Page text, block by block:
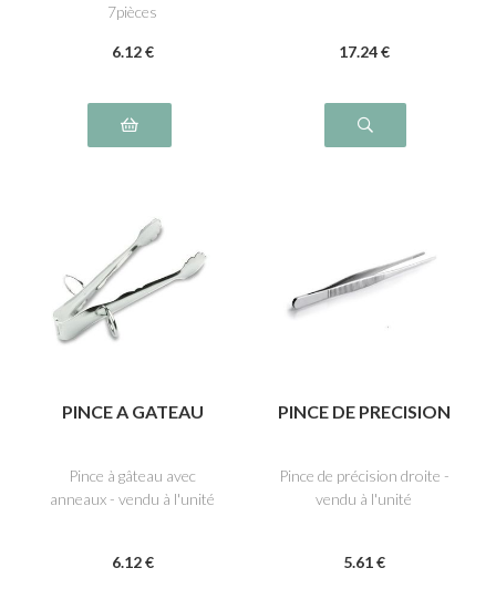
7pièces
6.12 € 17.24 €
PINCE A GATEAU
Pince à gâteau avec
anneaux - vendu à l'unité
6.12 €
PINCE DE PRECISION
Pince de précision droite -
vendu à l'unité
5.61 €